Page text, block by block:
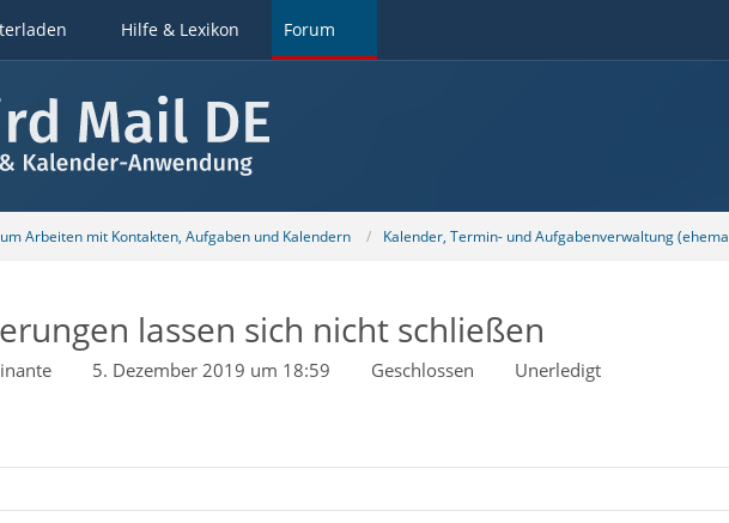
Hilfe & Lexikon Forum
Arbeiten mit Kontakten, Aufgaben und Kalendern Kalender, Termin- und Aufgabenverwaltung
lassen sich nicht schließen
5. Dezember 2019 um 18:59 Geschlossen Unerledigt